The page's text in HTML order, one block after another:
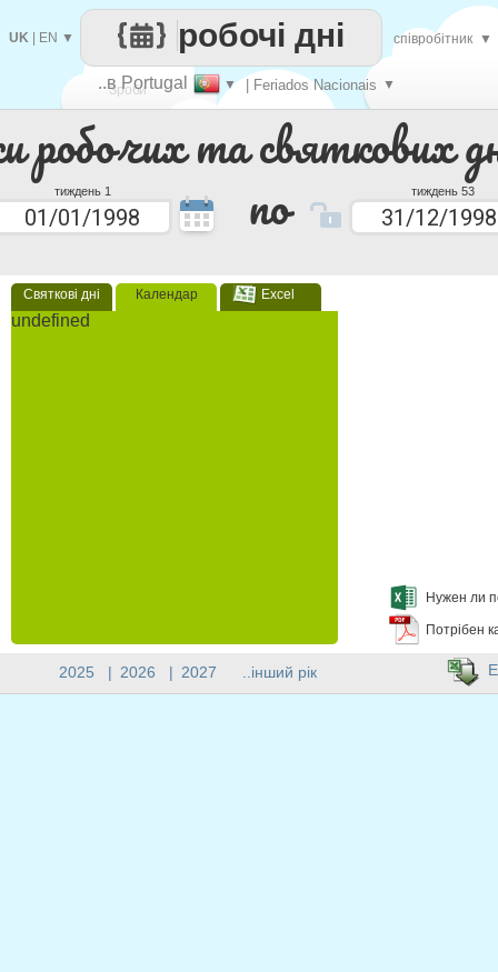
робочих та святкових
тиждень 1 по тиждень 53
Святкові дні Календар Excel
undefined
Нужен ли
Потрібен
Зроби
кожен
..в Portugal ▼ | Feriados Nacionais ▼
робочі дні
UK EN ▼ співробітник ▼
2025 | 2026 | 2027 ..інший рік